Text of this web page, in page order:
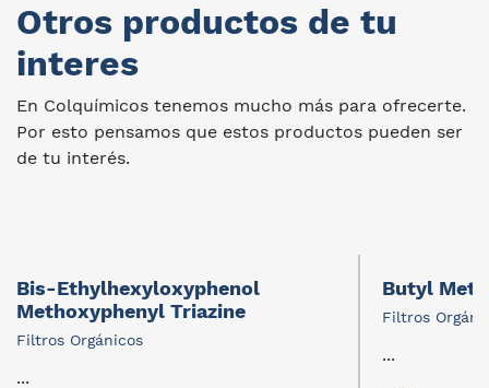
Otros productos de tu
interes
En Colquímicos tenemos mucho más para ofrecerte.
Por esto pensamos que estos productos pueden ser
de tu interés.
Bis-Ethylhexyloxyphenol
Methoxyphenyl Triazine
Filtros Orgánicos
...
Butyl
Filtros
...